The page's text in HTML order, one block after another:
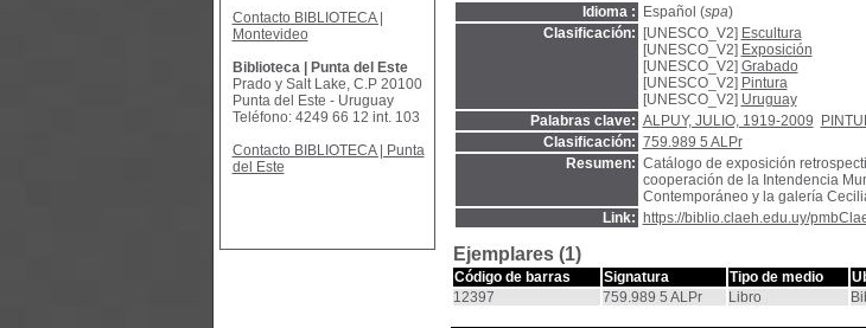
Idioma :
Español (spa)
Clasificación:
[UNESCO_V2] Escultura
[UNESCO_V2] Exposición
[UNESCO_V2] Grabado
[UNESCO_V2] Pintura
[UNESCO_V2] Uruguay
Palabras clave: ALPUY, JULIO, 1919-2009
Clasificación: 759.989 5 ALPr
Resumen: Catálogo de exposición
cooperación de la Intendencia
Contemporáneo y la galería
Link:
https://biblio.claeh.edu.uy/
Ejemplares (1)
Código de barras Signatura Tipo de medio
12397
759.989 5 ALPr Libro
Contacto BIBLIOTECA |
Montevideo
Biblioteca | Punta del Este
Prado y Salt Lake, C.P 20100
Punta del Este - Uruguay
Teléfono: 4249 66 12 int. 103
Contacto BIBLIOTECA | Punta
del Este